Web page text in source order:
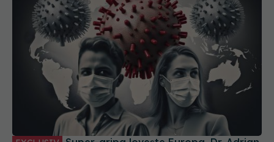
Super-gripa lovește Europa. Dr. Adrian
Marinescu vine cu explicații
10 dec 2025, 15:46